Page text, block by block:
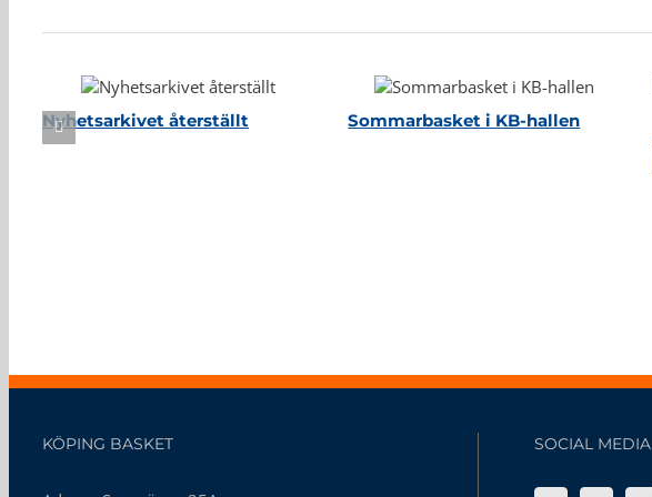
Nyhetsarkivet återställt
Sommarbasket i KB-hallen
KÖPING BASKET SOCIAL MEDIA